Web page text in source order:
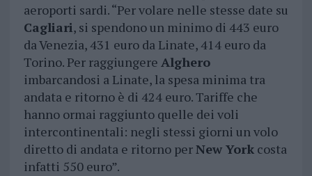
aeroporti sardi. “Per volare nelle stesse date su
Cagliari, si spendono un minimo di 443 euro
da Venezia, 431 euro da Linate, 414 euro da
Torino. Per raggiungere Alghero
imbarcandosi a Linate, la spesa minima tra
andata e ritorno è di 424 euro. Tariffe che
hanno ormai raggiunto quelle dei voli
intercontinentali: negli stessi giorni un volo
diretto di andata e ritorno perNew Yorkcosta
infatti 550 euro”.